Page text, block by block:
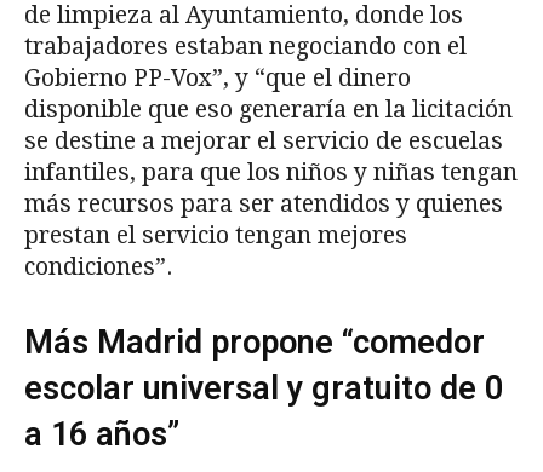
de limpieza al Ayuntamiento, donde los
trabajadores estaban negociando con el
Gobierno PP-Vox”, y “que el dinero
disponible que eso generaría en la licitación
se destine a mejorar el servicio de escuelas
infantiles, para que los niños y niñas tengan
más recursos para ser atendidos y quienes
prestan el servicio tengan mejores
condiciones”.
Más Madrid propone “comedor
escolar universal y gratuito de 0
a 16 años”